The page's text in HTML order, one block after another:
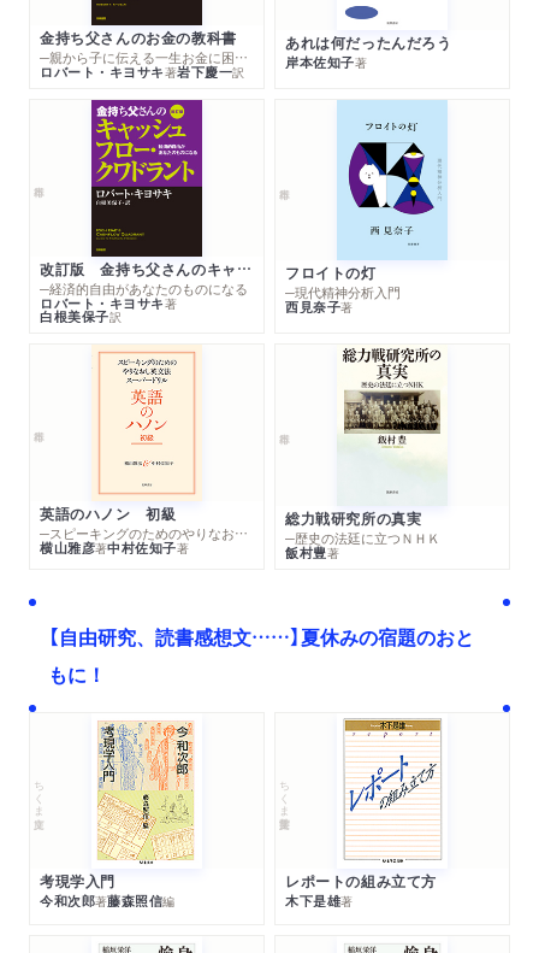
金持ち父さんのお金の教科書
─親から子に伝える一生お金に困らない考え方
ロバート・キヨサキ著岩下慶一訳
あれは何だったんだろう
岸本佐知子著
改訂版 金持ち父さんのキャッシュフロー・クワドラント
─経済的自由があなたのものになる
ロバート・キヨサキ著
白根美保子訳
フロイトの灯
─現代精神分析入門
西見奈子著
英語のハノン 初級
─スピーキングのためのやりなおし英文法スーパードリル
横山雅彦著中村佐知子著
総力戦研究所の真実
─歴史の法廷に立つＮＨＫ
飯村豊著
【自由研究、読書感想文……】夏休みの宿題のおと
もに！
ちくま文庫
考現学入門
今和次郎著藤森照信編
ちくま学芸文庫
レポートの組み立て方
木下是雄著